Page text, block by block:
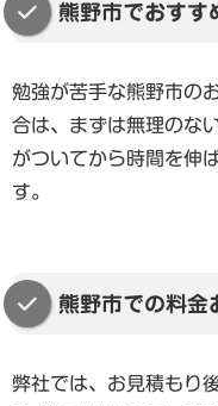
熊野市でおすす
勉強が苦手な熊野市の
合は、まずは無理のな
がついてから時間を伸
す。
熊野市での料金
弊社では、お見積もり